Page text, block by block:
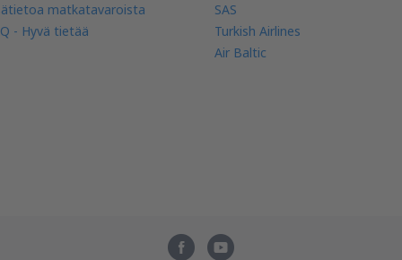
matkatavaroista
- Hyvä tietää
SAS
Turkish Airlines
Air Baltic